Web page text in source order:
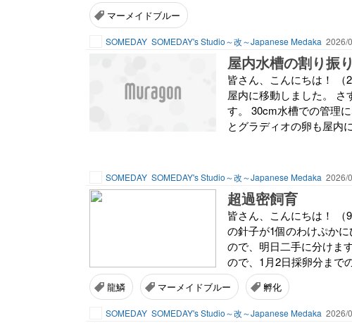
マーメイドブルー
SOMEDAY SOMEDAY's Studio～改～Japanese Medaka 2026/
屋内水槽の割り振
皆さん、こんにちは！ （
屋内に移動しました。
す。 30cm水槽での管理
とグラディオの卵も屋内
SOMEDAY SOMEDAY's Studio～改～Japanese Medaka 2026/
超過密飼育
皆さん、こんにちは！ （
の針子が1個のわけぷか
ので、明日二手に分けま
ので、1月2日採卵分まで
龍鱗 マーメイドブルー 孵化
SOMEDAY SOMEDAY's Studio～改～Japanese Medaka 2026/